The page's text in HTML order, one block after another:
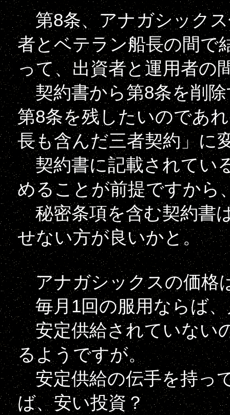
第8条、アナガシックス
者とベテラン船長の間で
って、出資者と運用者の
契約書から第8条を削除
第8条を残したいのであ
長も含んだ三者契約」に
契約書に記載されてい
めることが前提ですから
秘密条項を含む契約書
せない方が良いかと。
アナガシックスの価格
毎月1回の服用ならば、
安定供給されていない
るようですが。
安定供給の伝手を持っ
ば、安い投資？